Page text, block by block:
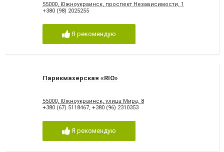
55000, Южноукраинск, проспект Независимости, 1
+380 (98) 2025255
Я рекомендую
Парикмахерская «RIO»
55000, Южноукраинск, улица Мира, 8
+380 (67) 5118467, +380 (96) 2310353
Я рекомендую